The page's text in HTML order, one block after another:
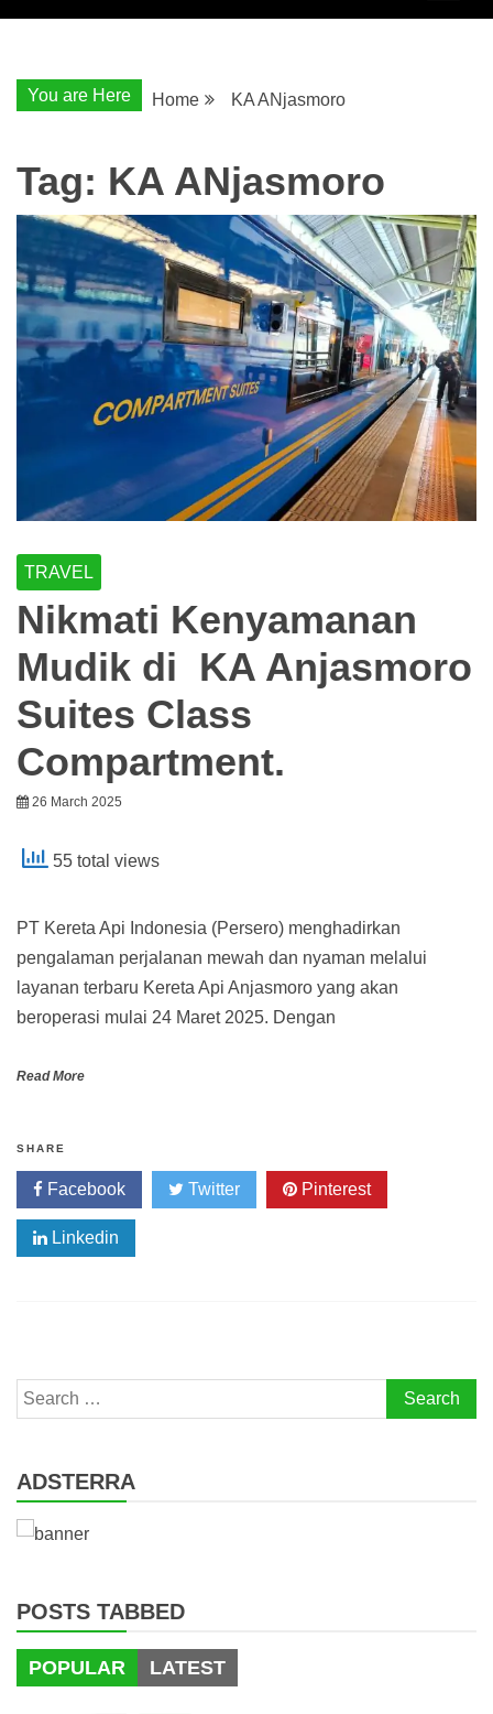
You are Here Home KA ANjasmoro
Tag: KA ANjasmoro
TRAVEL
Nikmati Kenyamanan
Mudik di KA Anjasmoro
Suites Class
Compartment.
26 March 2025
55 total views
PT Kereta Api Indonesia (Persero) menghadirkan
pengalaman perjalanan mewah dan nyaman melalui
layanan terbaru Kereta Api Anjasmoro yang akan
beroperasi mulai 24 Maret 2025. Dengan
Read More
SHARE
Facebook Twitter Pinterest
Linkedin
Search
for:
ADSTERRA
POSTS TABBED
POPULAR LATEST